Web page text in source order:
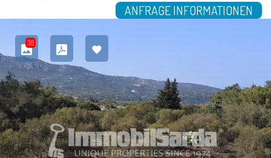
ANFRAGE INFORMATIONEN
36